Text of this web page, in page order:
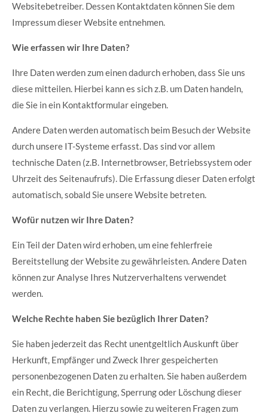
Websitebetreiber. Dessen Kontaktdaten können Sie dem
Impressum dieser Website entnehmen.
Wie erfassen wir Ihre Daten?
Ihre Daten werden zum einen dadurch erhoben, dass Sie uns
diese mitteilen. Hierbei kann es sich z.B. um Daten handeln,
die Sie in ein Kontaktformular eingeben.
Andere Daten werden automatisch beim Besuch der Website
durch unsere IT-Systeme erfasst. Das sind vor allem
technische Daten (z.B. Internetbrowser, Betriebssystem oder
Uhrzeit des Seitenaufrufs). Die Erfassung dieser Daten erfolgt
automatisch, sobald Sie unsere Website betreten.
Wofür nutzen wir Ihre Daten?
Ein Teil der Daten wird erhoben, um eine fehlerfreie
Bereitstellung der Website zu gewährleisten. Andere Daten
können zur Analyse Ihres Nutzerverhaltens verwendet
werden.
Welche Rechte haben Sie bezüglich Ihrer Daten?
Sie haben jederzeit das Recht unentgeltlich Auskunft über
Herkunft, Empfänger und Zweck Ihrer gespeicherten
personenbezogenen Daten zu erhalten. Sie haben außerdem
ein Recht, die Berichtigung, Sperrung oder Löschung dieser
Daten zu verlangen. Hierzu sowie zu weiteren Fragen zum